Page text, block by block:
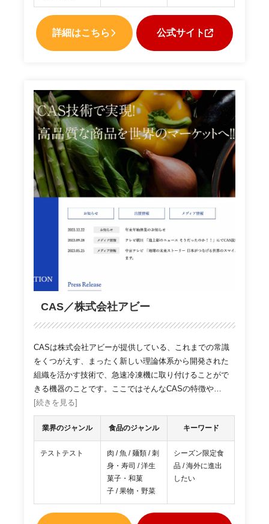
詳細はこちら 公式サイト
CAS／株式会社アビー
CASは株式会社アビーが提供している、これまでの常識
をくつがえす、まったく新しい理論体系から開発された
組織を活かす技術で、急速冷凍機に取り付けることがで
きる機器のことです。ここではそんなCASの特徴や…
[続きを見る]
業界のジャンル 食品のジャンル キーワード
テストテスト
肉 / 魚 / 麺類 / 刺
身・寿司 / 洋生
菓子・和菓
子 / 果物・野菜
シーズン限定食
品 / 海外に進出
したい